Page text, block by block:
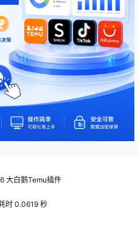
大白鹅Temu插件
时 0.0619 秒